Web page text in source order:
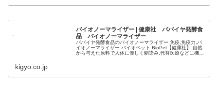
バイオノーマライザー | 健康社 パパイヤ発酵食
品 バイオノーマライザー
パパイヤ発酵食品のバイオノーマライザー,免疫,免疫力,バ
イオノーマライザー バイオペット BioPet【健康社】,自然
から与えた原料で人体に優しく馴染み,代替医療などに機
kigyo.co.jp